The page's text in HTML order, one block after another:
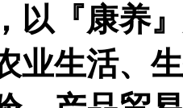
以『康养
业生活、